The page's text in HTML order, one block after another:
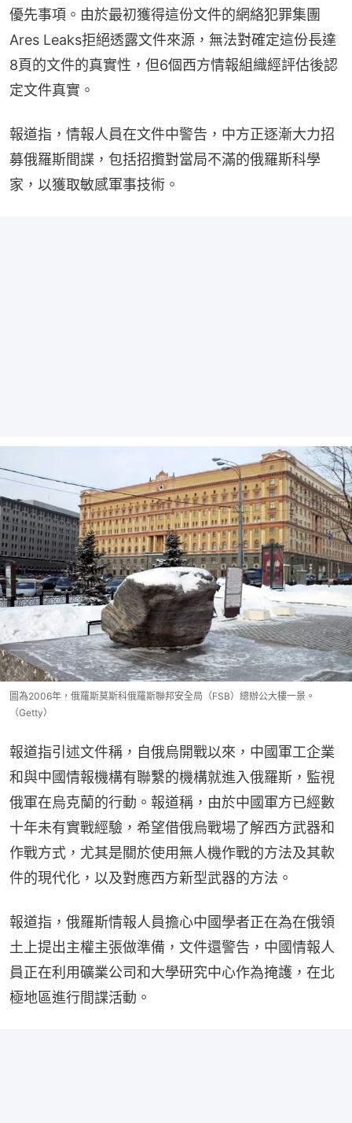
優先事項。由於最初獲得這份文件的網絡犯罪集團
Ares Leaks拒絕透露文件來源，無法對確定這份長達
8頁的文件的真實性，但6個西方情報組織經評估後認
定文件真實。
報道指，情報人員在文件中警告，中方正逐漸大力招
募俄羅斯間諜，包括招攬對當局不滿的俄羅斯科學
家，以獲取敏感軍事技術。
圖為2006年，俄羅斯莫斯科俄羅斯聯邦安全局（FSB）總辦公大樓一景。
（Getty）
報道指引述文件稱，自俄烏開戰以來，中國軍工企業
和與中國情報機構有聯繫的機構就進入俄羅斯，監視
俄軍在烏克蘭的行動。報道稱，由於中國軍方已經數
十年未有實戰經驗，希望借俄烏戰場了解西方武器和
作戰方式，尤其是關於使用無人機作戰的方法及其軟
件的現代化，以及對應西方新型武器的方法。
報道指，俄羅斯情報人員擔心中國學者正在為在俄領
土上提出主權主張做準備，文件還警告，中國情報人
員正在利用礦業公司和大學研究中心作為掩護，在北
極地區進行間諜活動。